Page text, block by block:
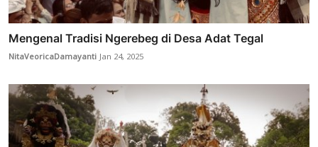
Mengenal Tradisi Ngerebeg di Desa Adat Tegal
NitaVeoricaDamayantiJan 24, 2025